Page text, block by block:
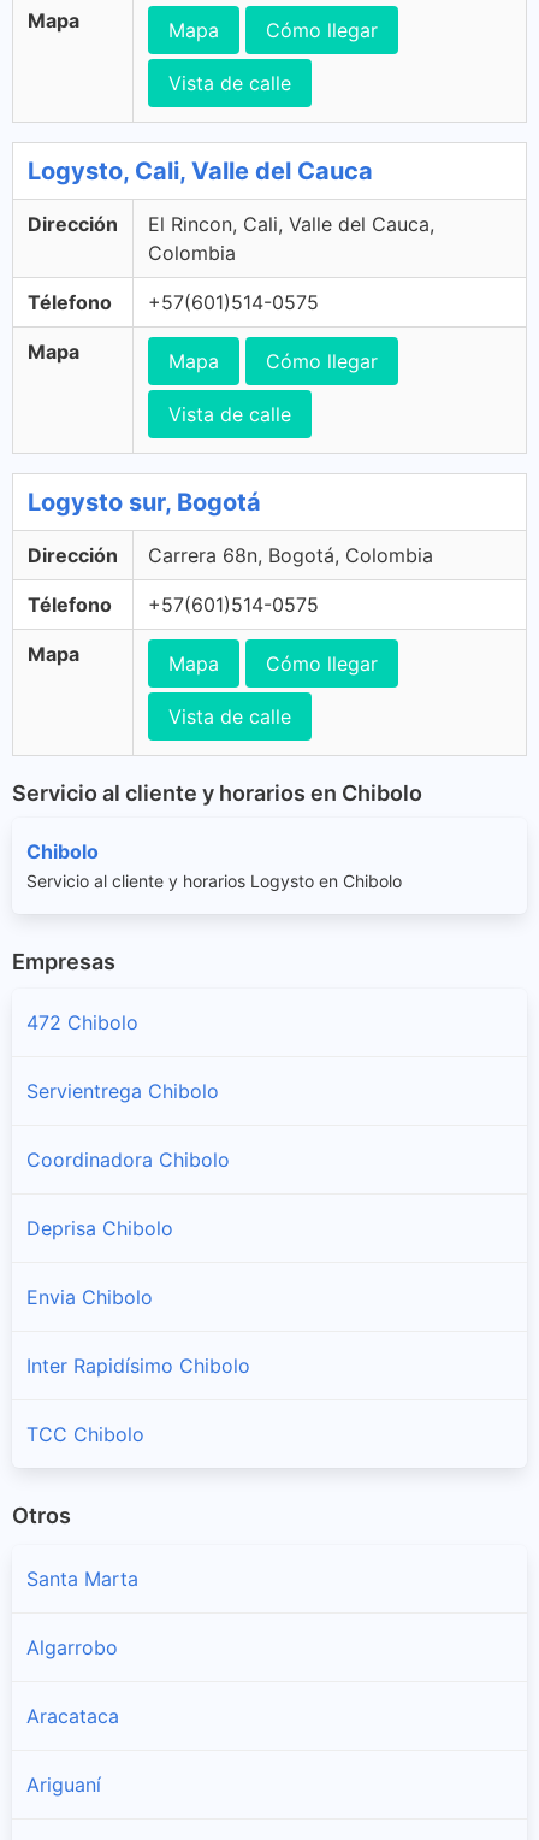
Mapa Mapa Cómo llegar
Vista de calle
Logysto, Cali, Valle del Cauca
Dirección
El Rincon, Cali, Valle del Cauca,
Colombia
Télefono +57(601)514-0575
Mapa Mapa Cómo llegar
Vista de calle
Logysto sur, Bogotá
Dirección Carrera 68n, Bogotá, Colombia
Télefono +57(601)514-0575
Mapa Mapa Cómo llegar
Vista de calle
Servicio al cliente y horarios en Chibolo
Chibolo
Servicio al cliente y horarios Logysto en Chibolo
Empresas
472 Chibolo
Servientrega Chibolo
Coordinadora Chibolo
Deprisa Chibolo
Envia Chibolo
Inter Rapidísimo Chibolo
TCC Chibolo
Otros
Santa Marta
Algarrobo
Aracataca
Ariguaní